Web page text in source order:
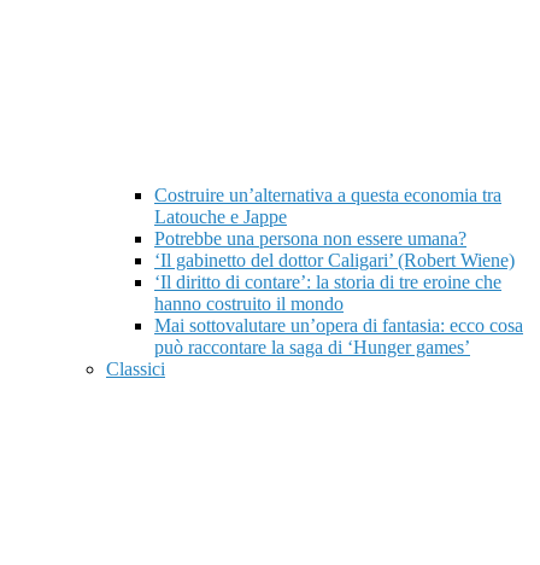
Costruire un’alternativa a questa economia tra
Latouche e Jappe
Potrebbe una persona non essere umana?
‘Il gabinetto del dottor Caligari’ (Robert Wiene)
‘Il diritto di contare’: la storia di tre eroine che
hanno costruito il mondo
Mai sottovalutare un’opera di fantasia: ecco cosa
può raccontare la saga di ‘Hunger games’
Classici